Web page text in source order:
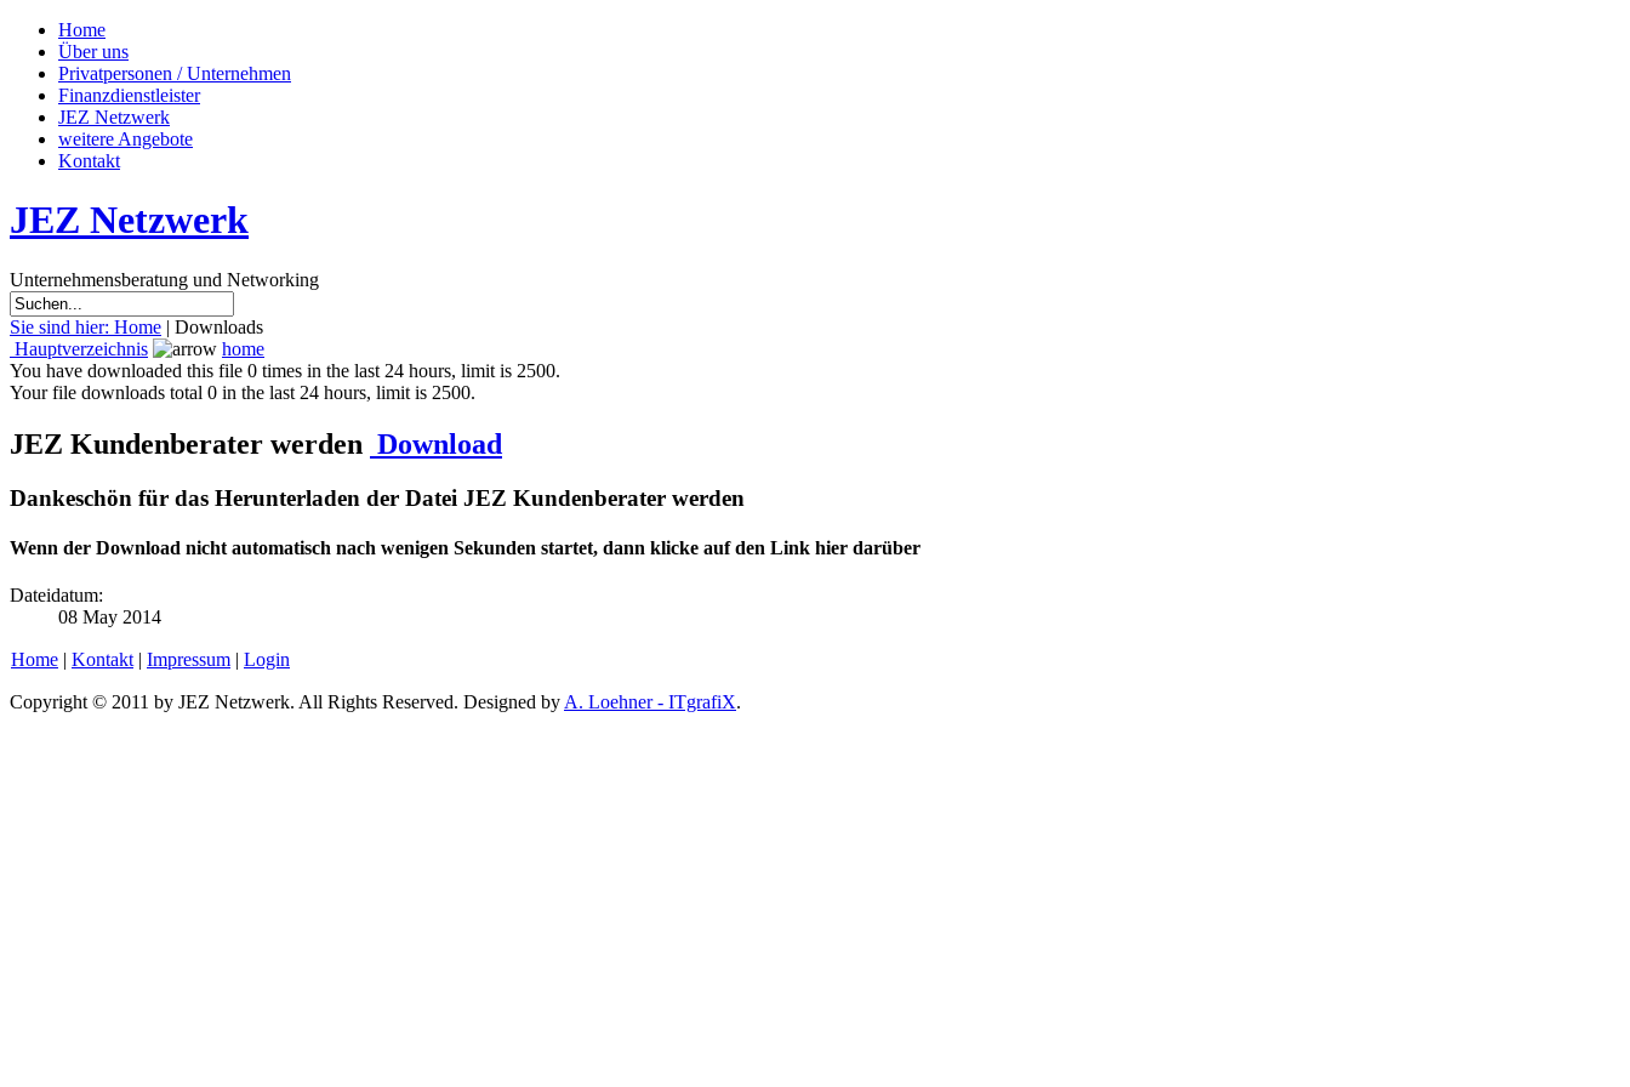
Home
Über uns
Privatpersonen / Unternehmen
Finanzdienstleister
JEZ Netzwerk
weitere Angebote
Kontakt
JEZ Netzwerk
Unternehmensberatung und Networking
Sie sind hier: Home | Downloads
Hauptverzeichnis
home
You have downloaded this file 0 times in the last 24 hours, limit is 2500.
Your file downloads total 0 in the last 24 hours, limit is 2500.
JEZ Kundenberater werden Download
Dankeschön für das Herunterladen der Datei JEZ Kundenberater werden
Wenn der Download nicht automatisch nach wenigen Sekunden startet, dann klicke auf den Link hier darüber
Dateidatum:
08 May 2014
Home | Kontakt | Impressum | Login
Copyright © 2011 by JEZ Netzwerk. All Rights Reserved. Designed by A. Loehner - ITgrafiX.